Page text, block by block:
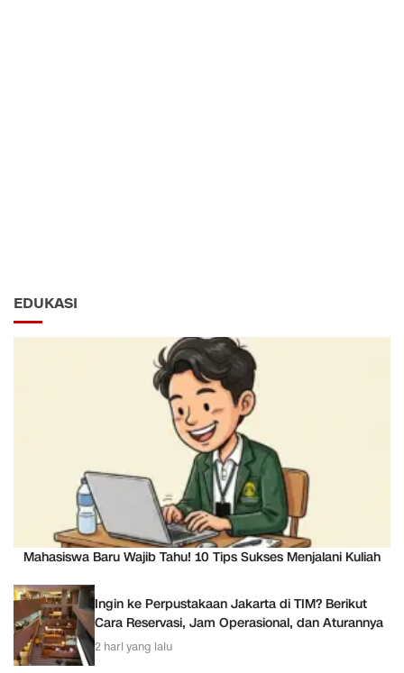
EDUKASI
Mahasiswa Baru Wajib Tahu! 10 Tips Sukses Menjalani Kuliah
Ingin ke Perpustakaan Jakarta di TIM? Berikut
Cara Reservasi, Jam Operasional, dan Aturannya
2 hari yang lalu